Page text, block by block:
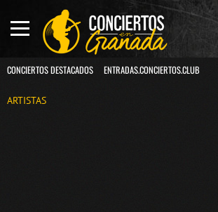
CONCIERTOS DESTACADOS ENTRADAS.CONCIERTOS.CLUB
ARTISTAS